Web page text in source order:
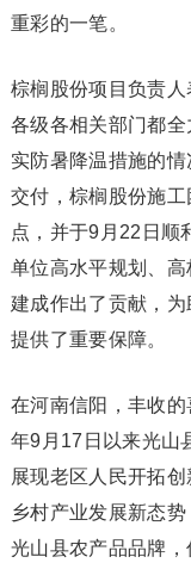
重彩的一笔。
棕榈股份项目负责
各级各相关部门都
实防暑降温措施的
交付，棕榈股份施
点，并于9月22日顺
单位高水平规划、
建成作出了贡献，为
提供了重要保障。
在河南信阳，丰收
年9月17日以来光山
展现老区人民开拓
乡村产业发展新态
光山县农产品品牌，